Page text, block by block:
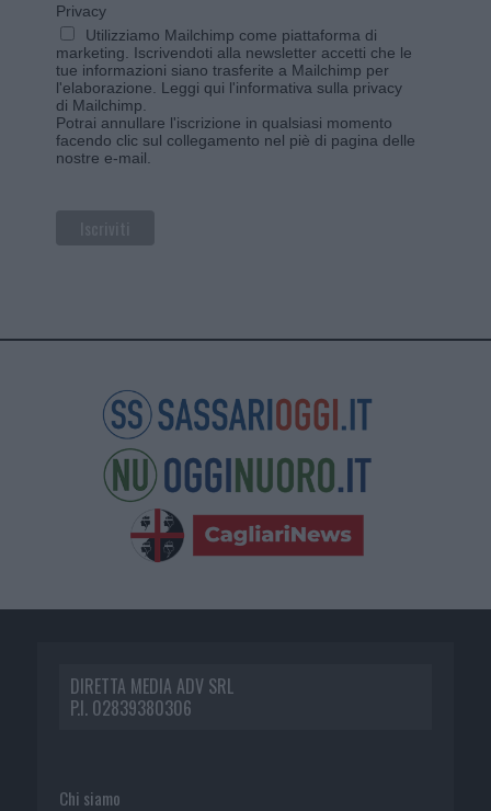
Privacy
Utilizziamo Mailchimp come piattaforma di
marketing. Iscrivendoti alla newsletter accetti che le
tue informazioni siano trasferite a Mailchimp per
l'elaborazione. Leggi qui l'informativa sulla privacy
di Mailchimp
Potrai annullare l'iscrizione in qualsiasi momento
facendo clic sul collegamento nel piè di pagina delle
nostre e-mail.
DIRETTA MEDIA ADV SRL
P.I. 02839380306
Chi siamo